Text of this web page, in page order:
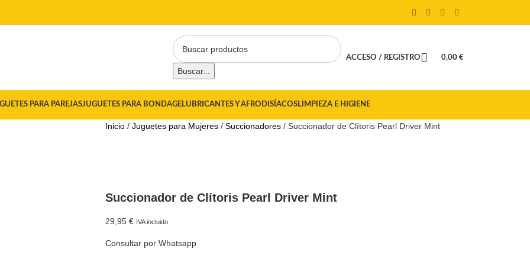
Buscar...
ACCESO / REGISTRO 0,00 €
PARA PAREJASJUGUETES PARA BONDAGELUBRICANTES Y AFRODISÍACOSLIMPIEZA E HIGIENE
Inicio Juguetes para Mujeres Succionadores Succionador de Clítoris Pearl Driver Mint
Succionador de Clítoris Pearl Driver Mint
29,95 € IVA incluido
Consultar por Whatsapp